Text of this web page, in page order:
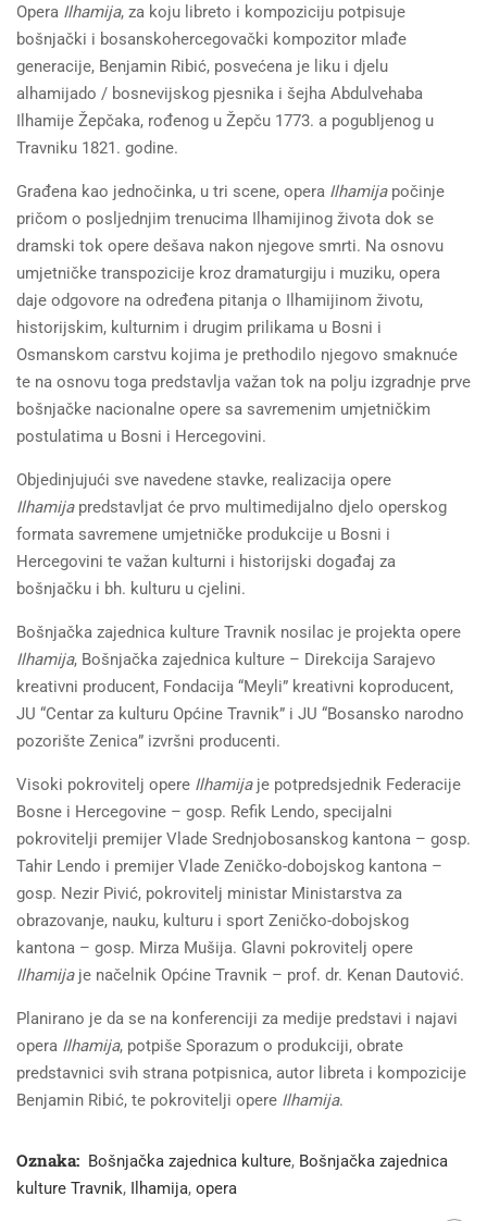
Opera Ilhamija, za koju libreto i kompoziciju potpisuje
bošnjački i bosanskohercegovački kompozitor mlađe
generacije, Benjamin Ribić, posvećena je liku i djelu
alhamijado / bosnevijskog pjesnika i šejha Abdulvehaba
Ilhamije Žepčaka, rođenog u Žepču 1773. a pogubljenog u
Travniku 1821. godine.
Građena kao jednočinka, u tri scene, opera Ilhamijapočinje
pričom o posljednjim trenucima Ilhamijinog života dok se
dramski tok opere dešava nakon njegove smrti. Na osnovu
umjetničke transpozicije kroz dramaturgiju i muziku, opera
daje odgovore na određena pitanja o Ilhamijinom životu,
historijskim, kulturnim i drugim prilikama u Bosni i
Osmanskom carstvu kojima je prethodilo njegovo smaknuće
te na osnovu toga predstavlja važan tok na polju izgradnje prve
bošnjačke nacionalne opere sa savremenim umjetničkim
postulatima u Bosni i Hercegovini.
Objedinjujući sve navedene stavke, realizacija opere
Ilhamijapredstavljat će prvo multimedijalno djelo operskog
formata savremene umjetničke produkcije u Bosni i
Hercegovini te važan kulturni i historijski događaj za
bošnjačku i bh. kulturu u cjelini.
Bošnjačka zajednica kulture Travnik nosilac je projekta opere
Ilhamija, Bošnjačka zajednica kulture – Direkcija Sarajevo
kreativni producent, Fondacija “Meyli” kreativni koproducent,
JU “Centar za kulturu Općine Travnik” i JU “Bosansko narodno
pozorište Zenica” izvršni producenti.
Visoki pokrovitelj opere Ilhamijaje potpredsjednik Federacije
Bosne i Hercegovine – gosp. Refik Lendo, specijalni
pokrovitelji premijer Vlade Srednjobosanskog kantona – gosp.
Tahir Lendo i premijer Vlade Zeničko-dobojskog kantona –
gosp. Nezir Pivić, pokrovitelj ministar Ministarstva za
obrazovanje, nauku, kulturu i sport Zeničko-dobojskog
kantona – gosp. Mirza Mušija. Glavni pokrovitelj opere
Ilhamijaje načelnik Općine Travnik – prof. dr. Kenan Dautović.
Planirano je da se na konferenciji za medije predstavi i najavi
opera Ilhamija, potpiše Sporazum o produkciji, obrate
predstavnici svih strana potpisnica, autor libreta i kompozicije
Benjamin Ribić, te pokrovitelji opere Ilhamija.
Oznaka: Bošnjačka zajednica kulture, Bošnjačka zajednica
kulture Travnik, Ilhamija, opera